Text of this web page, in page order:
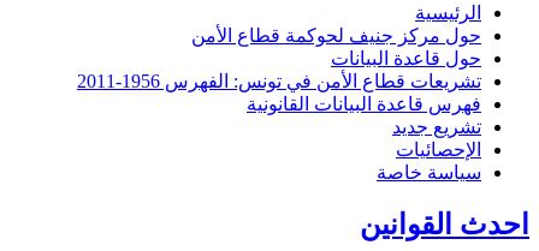
الرئيسية
حول مركز جنيف لحوكمة قطاع الأمن
حول قاعدة البيانات
تشريعات قطاع الأمن في تونس: الفهرس 1956-2011
فهرس قاعدة البيانات القانونية
تشريع جديد
الإحصائيات
سياسة خاصة
احدث القوانين